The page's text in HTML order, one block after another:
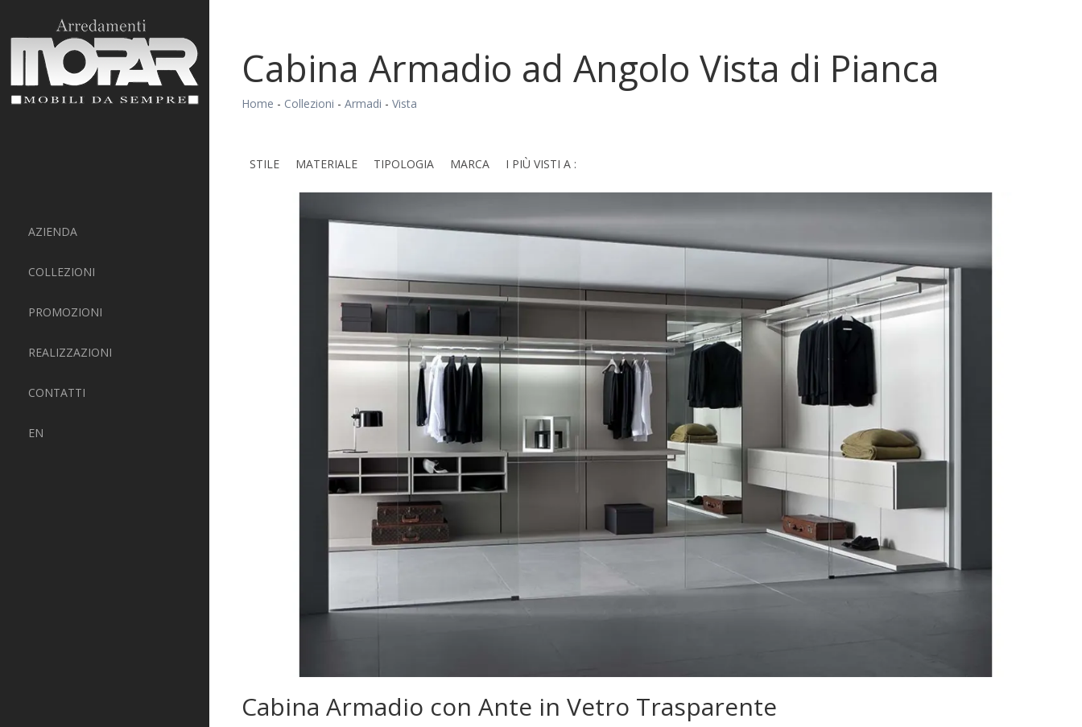
AZIENDA
COLLEZIONI
PROMOZIONI
REALIZZAZIONI
CONTATTI
EN
Cabina Armadio ad Angolo Vista di Pianca
Home - Collezioni - Armadi - Vista
STILE MATERIALE TIPOLOGIA MARCA I PIÙ VISTI A :
Cabina Armadio con Ante in Vetro Trasparente